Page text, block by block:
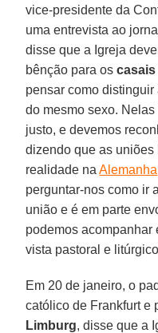
vice-presidente da
uma entrevista ao jornal
disse que a Igreja
bênção para os
pensar como
do mesmo sexo.
justo, e devemos
dizendo que as
realidade naAlemanha
perguntar-nos como ir
união e é em parte
podemos acompanhar
vista pastoral e
Em 20 de janeiro, o
católico de Frankfurt e
Limburg, disse que a